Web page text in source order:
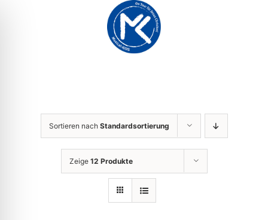
Sortieren nach Standardsortierung
Zeige 12 Produkte